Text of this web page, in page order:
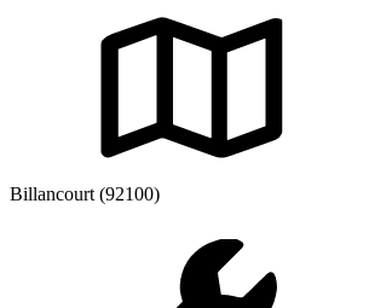
Billancourt (92100)